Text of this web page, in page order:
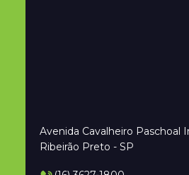
Avenida Cavalheiro Paschoal
Ribeirão Preto - SP